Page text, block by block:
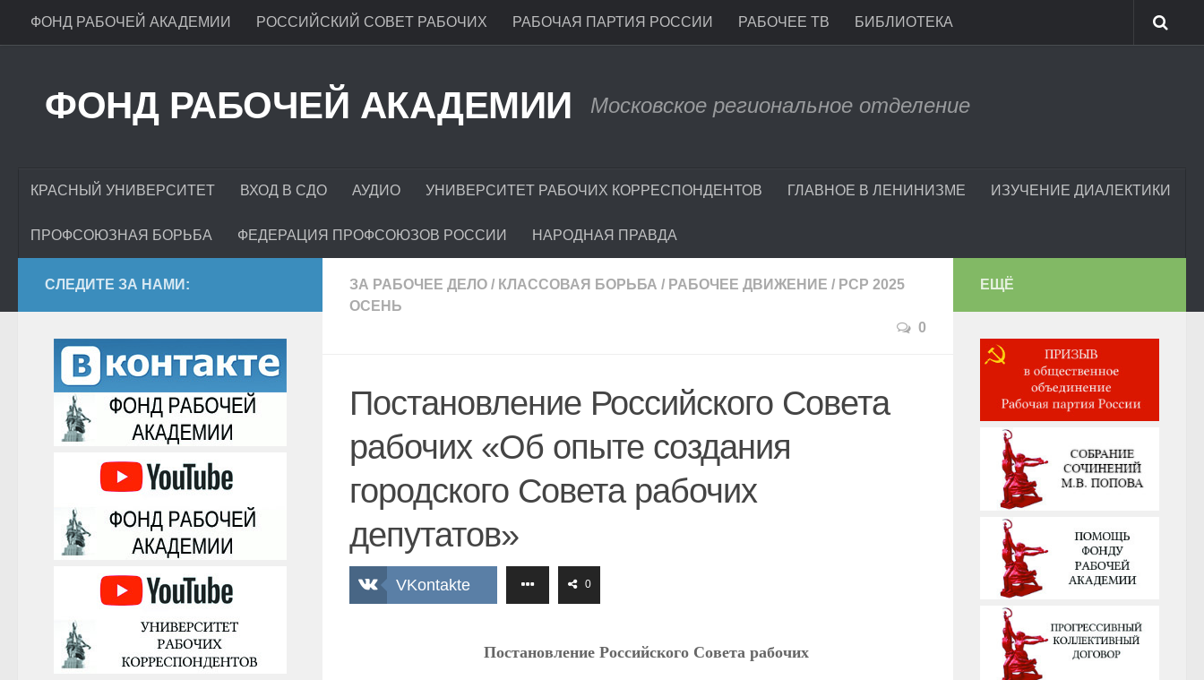
ФОНД РАБОЧЕЙ АКАДЕМИИ РОССИЙСКИЙ СОВЕТ РАБОЧИХ РАБОЧАЯ ПАРТИЯ РОССИИ РАБОЧЕЕ ТВ БИБЛИОТЕКА
ФОНД РАБОЧЕЙ АКАДЕМИИ Московское региональное отделение
КРАСНЫЙ УНИВЕРСИТЕТ ВХОД В СДО АУДИО УНИВЕРСИТЕТ РАБОЧИХ КОРРЕСПОНДЕНТОВ ГЛАВНОЕ В ЛЕНИНИЗМЕ ИЗУЧЕНИЕ ДИАЛЕКТИКИ
ПРОФСОЮЗНАЯ БОРЬБА ФЕДЕРАЦИЯ ПРОФСОЮЗОВ РОССИИ НАРОДНАЯ ПРАВДА
ЗА РАБОЧЕЕ ДЕЛО / КЛАССОВАЯ БОРЬБА / РАБОЧЕЕ ДВИЖЕНИЕ / РСР 2025
ОСЕНЬ
0
Постановление Российского Совета
рабочих «Об опыте создания
городского Совета рабочих
депутатов»
VKontakte 0
Постановление Российского Совета рабочих
СЛЕДИТЕ ЗА НАМИ: ЕЩЁ